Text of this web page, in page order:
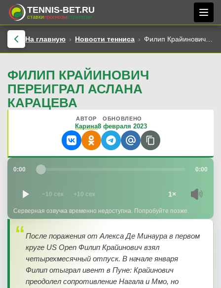
TENNIS-BET.RU
ставкипрогнозыстратегии
На главную Новости тенниса Филип Крайинович переиграл Аслана Карацева
ФИЛИП КРАЙИНОВИЧ
ПЕРЕИГРАЛ АСЛАНА
КАРАЦЕВА
АВТОР
Карина
ОБНОВЛЕНО
8 февраля 2023
0:00 0:00
−10 сек +10 сек 1×
Серверная озвучка временно недоступна. Попробуйте позже.
После поражения от Алекса Де Минаура в первом
круге US Open Филип Крайинович взял
четырехмесячный отпуск. В начале января
Филип отыграл ивент в Пуне: Крайинович
преодолел сопротивление Нагала и Ммо, но